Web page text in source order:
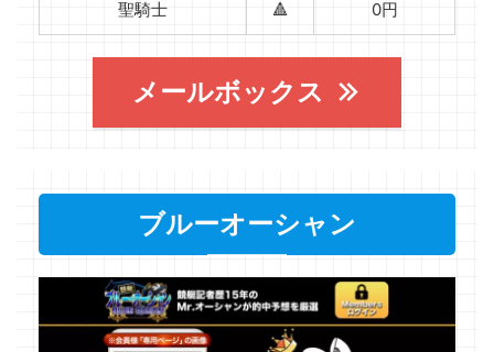
聖騎士 🔺 0円
メールボックス
ブルーオーシャン